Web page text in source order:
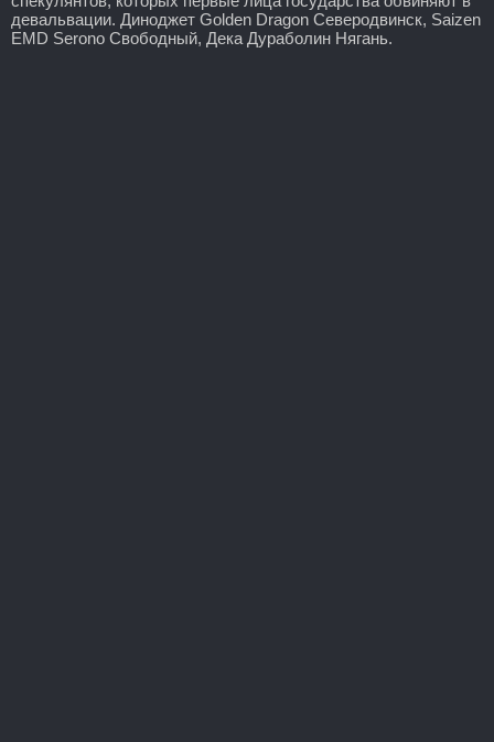
девальвации. Диноджет Golden Dragon Северодвинск, Saizen
EMD Serono Свободный, Дека Дураболин Нягань.